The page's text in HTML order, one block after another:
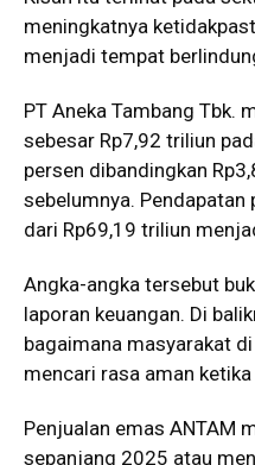
meningkatnya
menjadi tempat
PT Aneka Tambang Tbk.
sebesar Rp7,92 triliun
persen dibandingkan
sebelumnya.
dari Rp69,19 triliun
Angka-angka tersebut
laporan keuangan. Di
bagaimana masyarakat
mencari rasa aman
Penjualan emas ANTAM
sepanjang 2025 atau